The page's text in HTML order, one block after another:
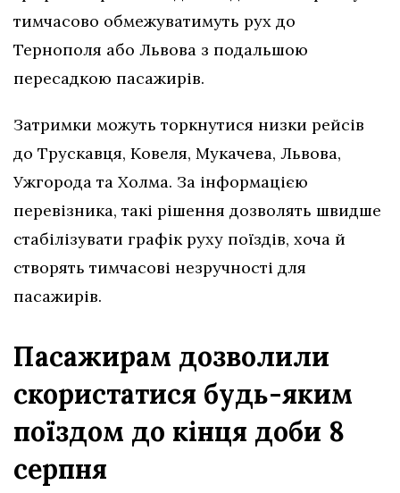
тимчасово обмежуватимуть рух до
Тернополя або Львова з подальшою
пересадкою пасажирів.
Затримки можуть торкнутися низки рейсів
до Трускавця, Ковеля, Мукачева, Львова,
Ужгорода та Холма. За інформацією
перевізника, такі рішення дозволять швидше
стабілізувати графік руху поїздів, хоча й
створять тимчасові незручності для
пасажирів.
Пасажирам дозволили
скористатися будь-яким
поїздом до кінця доби 8
серпня